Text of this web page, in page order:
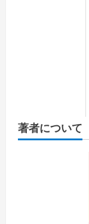
著者について